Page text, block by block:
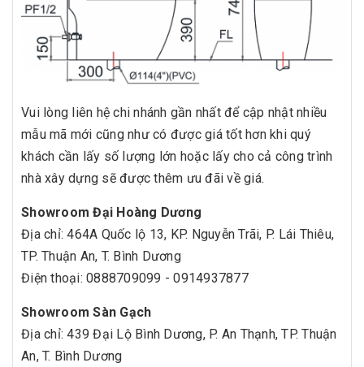
Vui lòng liên hệ chi nhánh gần nhất để cập nhật nhiều
mẫu mã mới cũng như có được giá tốt hơn khi quý
khách cần lấy số lượng lớn hoặc lấy cho cả công trình
nhà xây dựng sẽ được thêm ưu đãi về giá.
Showroom Đại Hoàng Dương
Địa chỉ: 464A Quốc lộ 13, KP. Nguyễn Trãi, P. Lái Thiêu,
TP. Thuận An, T. Bình Dương
Điện thoại: 0888709099 - 0914937877
Showroom Sàn Gạch
Địa chỉ: 439 Đại Lộ Bình Dương, P. An Thạnh, TP. Thuận
An, T. Bình Dương